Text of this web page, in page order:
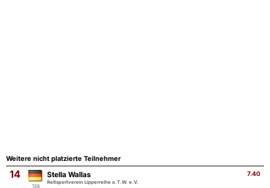
Weitere nicht platzierte Teilnehmer
14
139
7.40
Stella Wallas
Reitsportverein Lipperreihe a.T.W. e.V.